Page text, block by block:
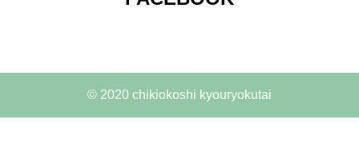
© 2020 chikiokoshi kyouryokutai